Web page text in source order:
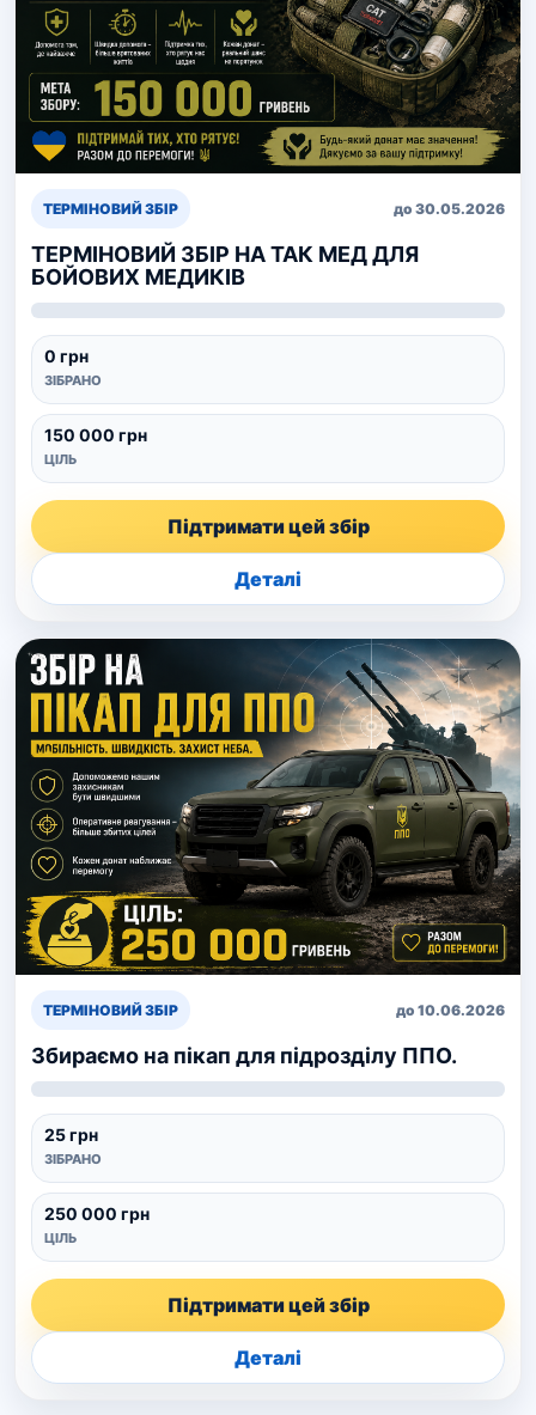
ТЕРМІНОВИЙ ЗБІР до 30.05.2026
ТЕРМІНОВИЙ ЗБІР НА ТАК МЕД ДЛЯ
БОЙОВИХ МЕДИКІВ
0 грн
ЗІБРАНО
150 000 грн
ЦІЛЬ
Підтримати цей збір
Деталі
ТЕРМІНОВИЙ ЗБІР до 10.06.2026
Збираємо на пікап для підрозділу ППО.
25 грн
ЗІБРАНО
250 000 грн
ЦІЛЬ
Підтримати цей збір
Деталі